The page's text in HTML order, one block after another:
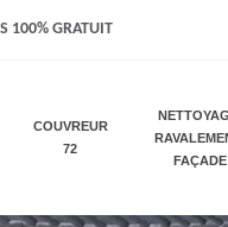
100% GRATUIT
COUVREUR
72